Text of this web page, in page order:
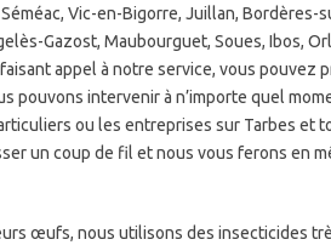
Vic-en-Bigorre, Juillan, Bordères-
Gazost, Maubourguet, Soues, Ibos,
appel à notre service, vous pouvez
pouvons intervenir à n’importe quel
ou les entreprises sur Tarbes et
un coup de fil et nous vous ferons en
œufs, nous utilisons des insecticides